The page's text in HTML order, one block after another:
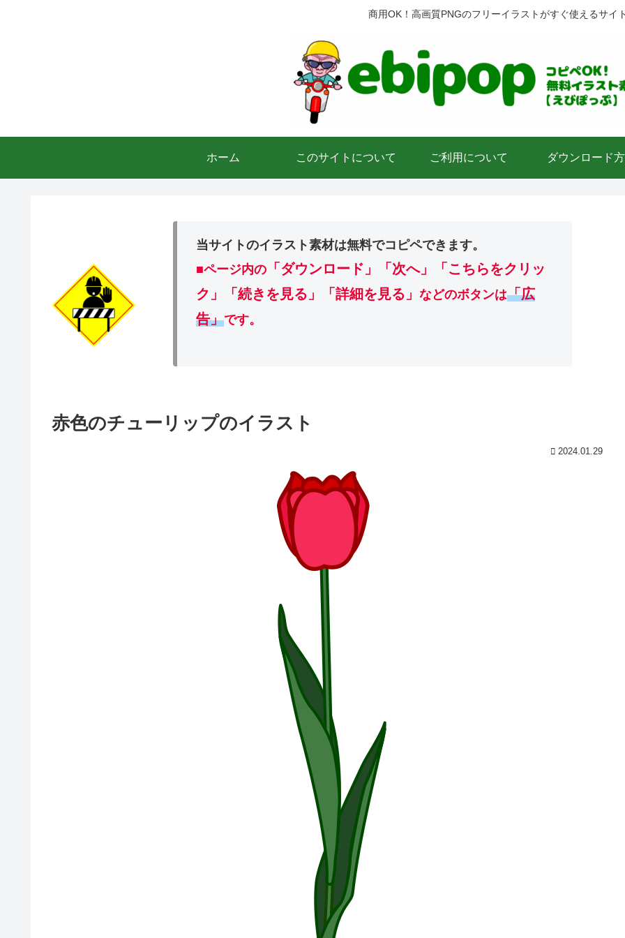
商用OK！高画質PNGのフリーイラストがすぐ使えるサイ
ホーム このサイトについて ご利用について ダウンロード
当サイトのイラスト素材は無料でコピペできます。
■ページ内の 「ダウンロード」
「次へ」「こちらをクリッ
ク」「続きを見る」「詳細を見る」などのボタンは「広
告」です。
赤色のチューリップのイラスト
2024.01.29